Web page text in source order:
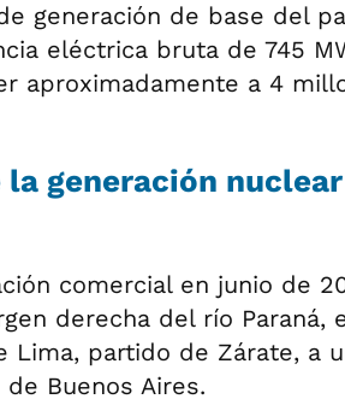
generación de base del
eléctrica bruta de 745
aproximadamente a 4
la generación nuclear
comercial en junio de
derecha del río Paraná,
Lima, partido de Zárate, a
Buenos Aires.